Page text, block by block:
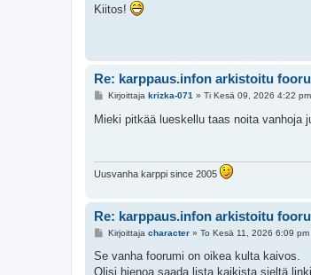
e
s
Kiitos!
Re: karppaus.infon arkistoitu
V
e
s
Kirjoittaja krizka-071 » Ti Kesä 09, 2026 4:22 pm
Mieki pitkää lueskellu taas noita vanhoja
Uusvanha karppi since 2005
Re: karppaus.infon arkistoitu
V
e
Kirjoittaja character» To Kesä 11, 2026 6:09 pm
Se vanha foorumi on oikea kulta kaivos.
Olisi hienoa saada lista kaikista sieltä